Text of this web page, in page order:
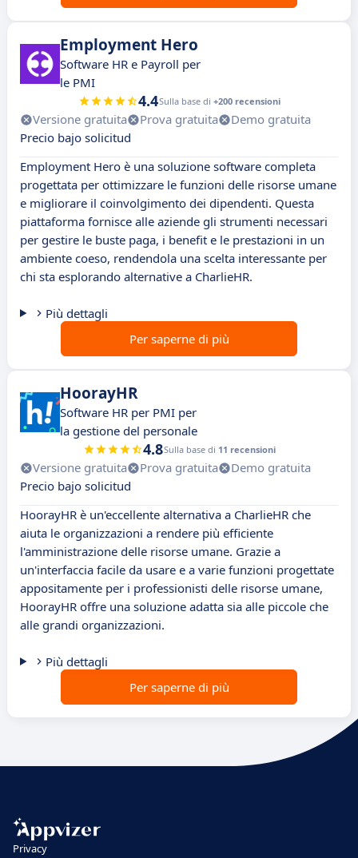
Employment Hero
Software HR e Payroll per
le PMI
4.4Sulla base di +200 recensioni
Versione gratuita Prova gratuita
Demo gratuita
Precio bajo solicitud
Employment Hero è una soluzione software completa
progettata per ottimizzare le funzioni delle risorse umane
e migliorare il coinvolgimento dei dipendenti. Questa
piattaforma fornisce alle aziende gli strumenti necessari
per gestire le buste paga, i benefit e le prestazioni in un
ambiente coeso, rendendola una scelta interessante per
chi sta esplorando alternative a CharlieHR.
Più dettagli
Per saperne di più
HoorayHR
Software HR per PMI per
la gestione del personale
4.8Sulla base di 11 recensioni
Versione gratuita Prova gratuita
Demo gratuita
Precio bajo solicitud
HoorayHR è un'eccellente alternativa a CharlieHR che
aiuta le organizzazioni a rendere più efficiente
l'amministrazione delle risorse umane. Grazie a
un'interfaccia facile da usare e a varie funzioni progettate
appositamente per i professionisti delle risorse umane,
HoorayHR offre una soluzione adatta sia alle piccole che
alle grandi organizzazioni.
Più dettagli
Per saperne di più
Privacy